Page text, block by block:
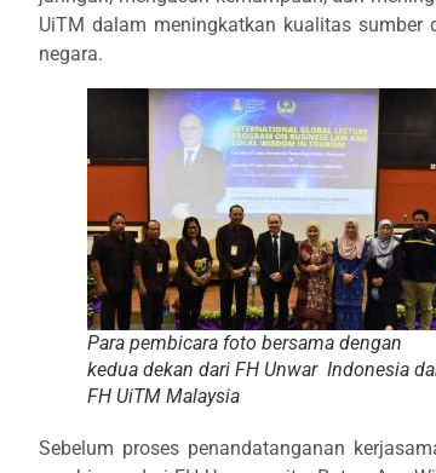
UiTM dalam meningkatkan kualitas
negara.
Para pembicara foto bersama dengan
kedua dekan dari FH Unwar Indonesia
FH UiTM Malaysia
Sebelum proses penandatanganan